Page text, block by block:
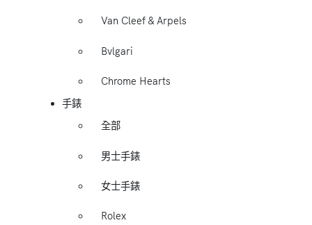
Van Cleef & Arpels
Bvlgari
Chrome Hearts
手錶
全部
男士手錶
女士手錶
Rolex